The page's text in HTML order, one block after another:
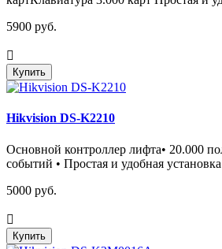
5900 руб.
Купить
Hikvision DS-K2210
Основной контроллер лифта• 20.000
событий • Простая и удобная
5000 руб.
Купить